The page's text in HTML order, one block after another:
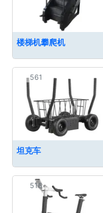
楼梯机攀爬机
561
坦克车
516